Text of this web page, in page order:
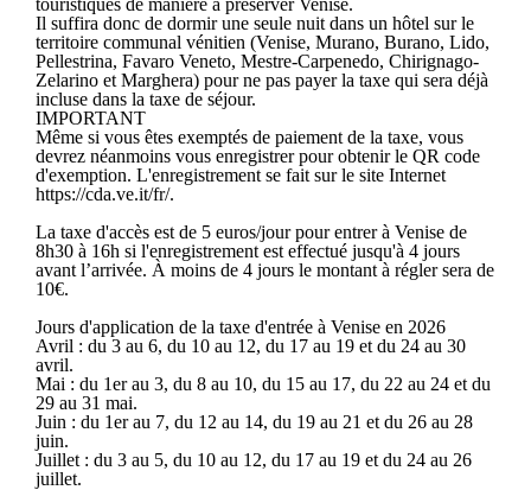
Il suffira donc de dormir une seule nuit dans un hôtel sur le
territoire communal vénitien (Venise, Murano, Burano, Lido,
Pellestrina, Favaro Veneto, Mestre-Carpenedo, Chirignago-
Zelarino et Marghera) pour ne pas payer la taxe qui sera déjà
incluse dans la taxe de séjour.
IMPORTANT
Même si vous êtes exemptés de paiement de la taxe, vous
devrez néanmoins vous enregistrer pour obtenir le QR code
d'exemption. L'enregistrement se fait sur le site Internet
https://cda.ve.it/fr/.
La taxe d'accès est de 5 euros/jour pour entrer à Venise de
8h30 à 16h si l'enregistrement est effectué jusqu'à 4 jours
avant l’arrivée. À moins de 4 jours le montant à régler sera de
10€.
Jours d'application de la taxe d'entrée à Venise en 2026
Avril : du 3 au 6, du 10 au 12, du 17 au 19 et du 24 au 30
avril.
Mai : du 1er au 3, du 8 au 10, du 15 au 17, du 22 au 24 et du
29 au 31 mai.
Juin : du 1er au 7, du 12 au 14, du 19 au 21 et du 26 au 28
juin.
Juillet : du 3 au 5, du 10 au 12, du 17 au 19 et du 24 au 26
juillet.